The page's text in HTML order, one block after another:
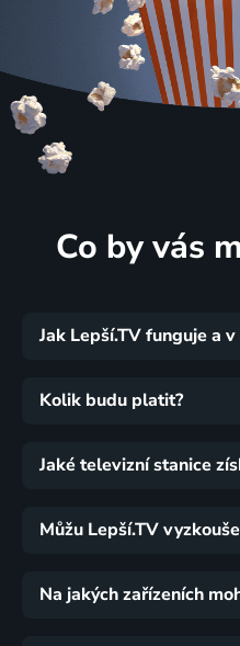
Co by vás
Jak Lepší.TV funguje a
Kolik budu platit?
Jaké televizní stanice
Můžu Lepší.TV
Na jakých zařízeních